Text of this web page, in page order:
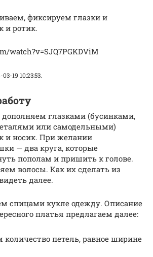
фиксируем глазки и
и ротик.
watch?v=SJQ7PGKDViM
19 10:23:53.
дополняем глазками (бусинками,
или самодельными)
и носик. При желании
— два круга, которые
пополам и пришить к голове.
волосы. Как их сделать из
далее.
спицами кукле одежду. Описание
платья предлагаем далее:
количество петель, равное ширине